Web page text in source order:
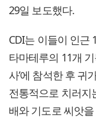
29일 보도했다.
CDI는 이들이 인근
타마테루의 11개
사’에 참석한 후 귀
전통적으로 치러지
배와 기도로 씨앗